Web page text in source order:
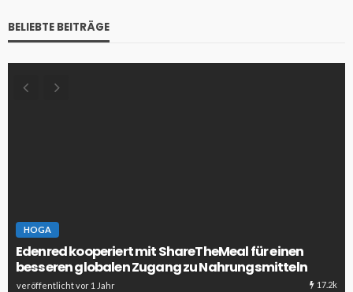
BELIEBTE BEITRÄGE
HOGA
Edenred kooperiert mit ShareTheMeal für einen
besseren globalen Zugang zu Nahrungsmitteln
veröffentlicht vor 1 Jahr 17.2k